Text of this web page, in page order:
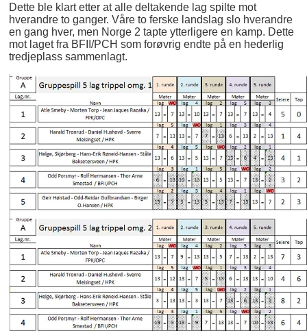
Dette ble klart etter at alle deltakende lag spilte mot
hverandre to ganger. Våre to ferske landslag slo hverandre
en gang hver, men Norge 2 tapte ytterligere en kamp. Dette
mot laget fra BFII/PCH som forøvrig endte på en hederlig
tredjeplass sammenlagt.